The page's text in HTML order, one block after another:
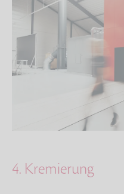
4. Kremierung